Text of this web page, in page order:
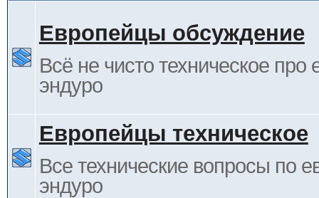
Европейцы обсуждение
Всё не чисто техническое про
эндуро
Европейцы техническое
Все технические вопросы по
эндуро